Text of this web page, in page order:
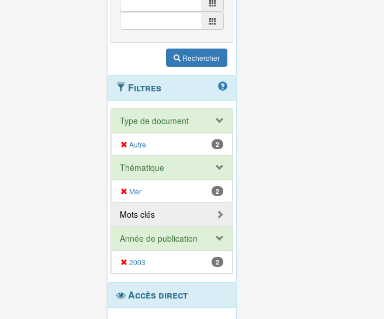
Rechercher
Filtres
Type de document
Autre 2
Thématique
Mer 2
Mots clés
Année de publication
2003 2
Accès direct